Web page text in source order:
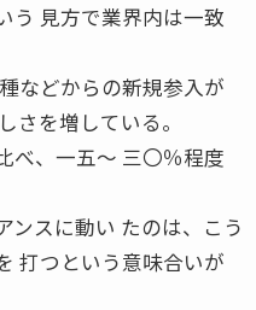
う 見方で業界内は一致
などからの新規参入が
さを増している。
べ、一五〜 三〇％程度
ンスに動い たのは、こう
打つという意味合いが